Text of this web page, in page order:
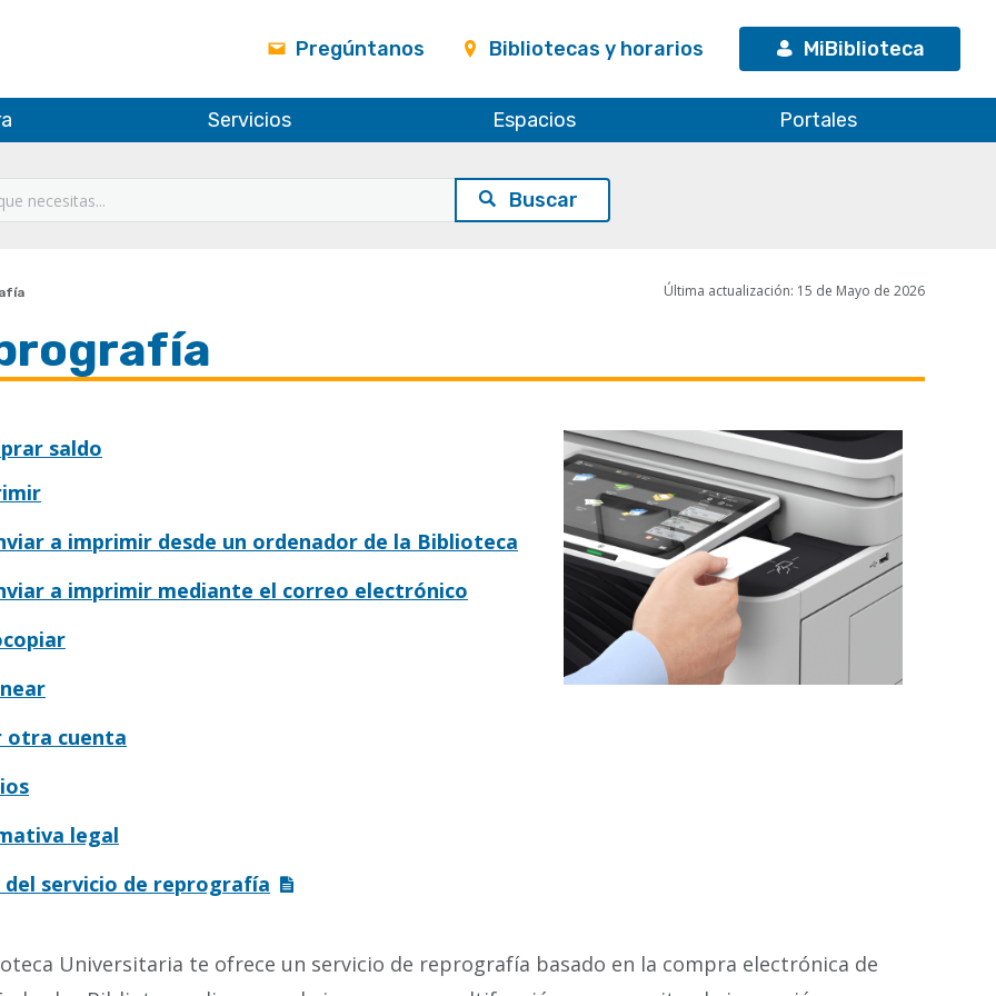
Pregúntanos Bibliotecas y horarios MiBiblioteca
Servicios Espacios Portales
Última actualización: 15 de Mayo de 2026
saldo
a imprimir desde un ordenador de la Biblioteca
a imprimir mediante el correo electrónico
otra cuenta
legal
del servicio de reprografía
Universitaria te ofrece un servicio de reprografía basado en la compra electrónica de